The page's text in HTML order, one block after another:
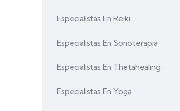
Especialistas En Reiki
Especialistas En Sonoterapia
Especialistas En Thetahealing
Especialistas En Yoga